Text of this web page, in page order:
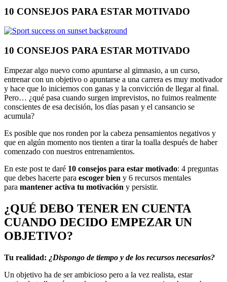
10 CONSEJOS PARA ESTAR MOTIVADO
10 CONSEJOS PARA ESTAR MOTIVADO
Empezar algo nuevo como apuntarse al gimnasio, a un curso,
entrenar con un objetivo o apuntarse a una carrera es muy motivador
y hace que lo iniciemos con ganas y la convicción de llegar al final.
Pero… ¿qué pasa cuando surgen imprevistos, no fuimos realmente
conscientes de esa decisión, los días pasan y el cansancio se
acumula?
Es posible que nos ronden por la cabeza pensamientos negativos y
que en algún momento nos tienten a tirar la toalla después de haber
comenzado con nuestros entrenamientos.
En este post te daré 10 consejos para estar motivado: 4 preguntas
que debes hacerte para escoger bien y 6 recursos mentales
para mantener activa tu motivación y persistir.
¿QUÉ DEBO TENER EN CUENTA
CUANDO DECIDO EMPEZAR UN
OBJETIVO?
Tu realidad: ¿Dispongo de tiempo y de los recursos necesarios?
Un objetivo ha de ser ambicioso pero a la vez realista, estar